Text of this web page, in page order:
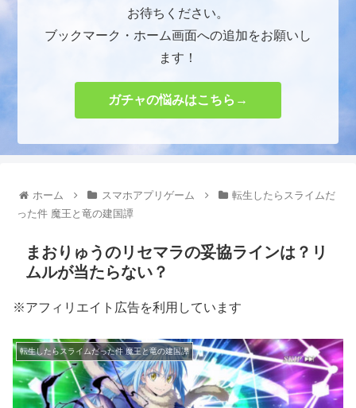
お待ちください。
ブックマーク・ホーム画面への追加をお願いし
ます！
ガチャの悩みはこちら→
ホーム スマホアプリゲーム
転生したらスライムだ
った件 魔王と竜の建国譚
まおりゅうのリセマラの妥協ラインは？リ
ムルが当たらない？
※アフィリエイト広告を利用しています
転生したらスライムだった件 魔王と竜の建国譚